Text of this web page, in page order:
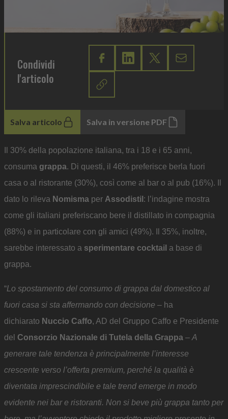
Condividi
l'articolo
Salva articolo Salva in versione PDF
Il 30% della popolazione italiana, tra i 18 e i 65 anni,
consuma grappa. Di questi, il 46% preferisce berla fuori
casa o al ristorante (30%), così come al bar o al pub (16%). Il
dato lo rileva Nomisma per Assodistil : l’indagine mostra
come gli italiani preferiscano bere il distillato in compagnia
(88%) e in particolare con gli amici (49%). Il 35%, inoltre,
sarebbe interessato a sperimentare cocktail a base di
grappa.
“Lo spostamento del consumo di grappa dal domestico al
fuori casa si sta affermando con decisione – ha
dichiarato Nuccio Caffo, AD del Gruppo Caffo e Presidente
del Consorzio Nazionale di Tutela della Grappa – A
generare tale tendenza è principalmente l’interesse
crescente verso l’offerta premium, perché la qualità è
diventata imprescindibile e tale trend emerge in modo
evidente nei bar e ristoranti. Non si beve più grappa tanto per